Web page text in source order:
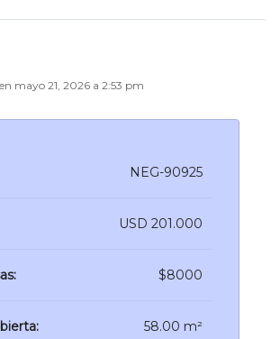
mayo 21, 2026 a 2:53 pm
NEG-90925
USD 201.000
$8000
58.00 m²